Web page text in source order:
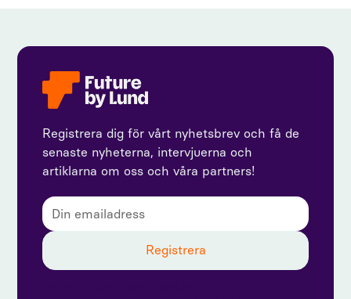
Registrera dig för vårt nyhetsbrev och få de
senaste nyheterna, intervjuerna och
artiklarna om oss och våra partners!